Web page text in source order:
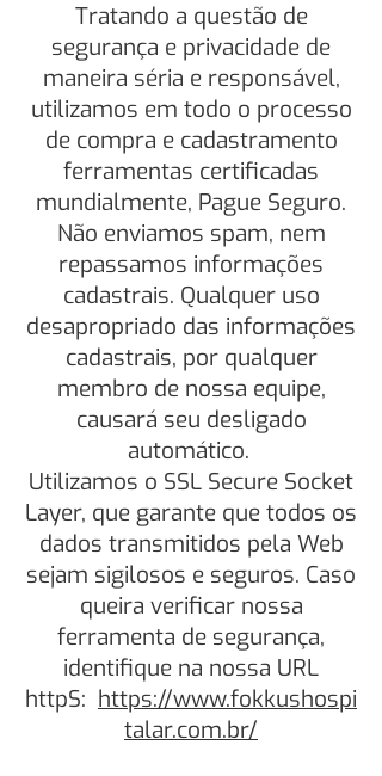
Tratando a questão de
segurança e privacidade de
maneira séria e responsável,
utilizamos em todo o processo
de compra e cadastramento
ferramentas certificadas
mundialmente, Pague Seguro.
Não enviamos spam, nem
repassamos informações
cadastrais. Qualquer uso
desapropriado das informações
cadastrais, por qualquer
membro de nossa equipe,
causará seu desligado
automático.
Utilizamos o SSL Secure Socket
Layer, que garante que todos os
dados transmitidos pela Web
sejam sigilosos e seguros. Caso
queira verificar nossa
ferramenta de segurança,
identifique na nossa URL
httpS: https://www.fokkushospi
talar.com.br/